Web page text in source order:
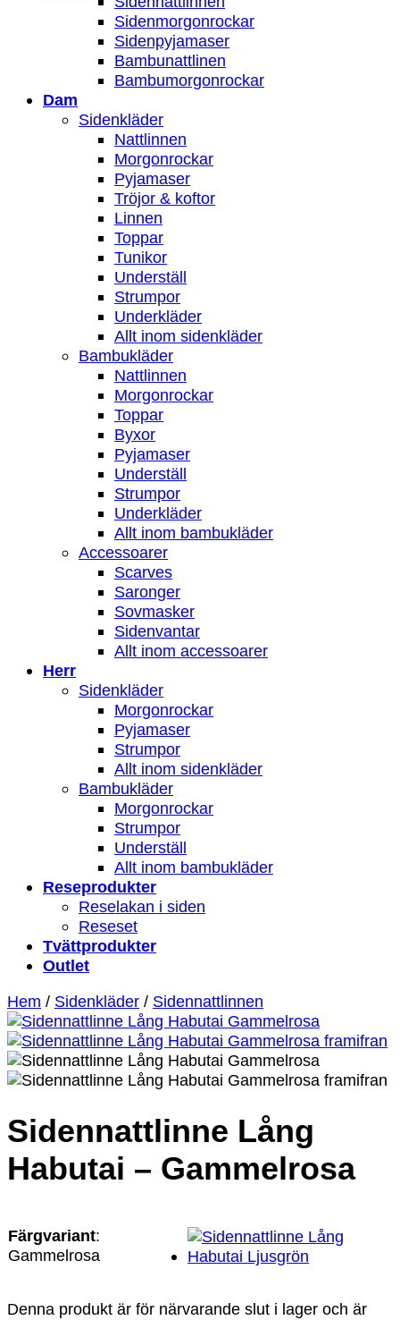
Sidenmorgonrockar
Sidenpyjamaser
Bambunattlinen
Bambumorgonrockar
Dam
Sidenkläder
Nattlinnen
Morgonrockar
Pyjamaser
Tröjor & koftor
Linnen
Toppar
Tunikor
Underställ
Strumpor
Underkläder
Allt inom sidenkläder
Bambukläder
Nattlinnen
Morgonrockar
Toppar
Byxor
Pyjamaser
Underställ
Strumpor
Underkläder
Allt inom bambukläder
Accessoarer
Scarves
Saronger
Sovmasker
Sidenvantar
Allt inom accessoarer
Herr
Sidenkläder
Morgonrockar
Pyjamaser
Strumpor
Allt inom sidenkläder
Bambukläder
Morgonrockar
Strumpor
Underställ
Allt inom bambukläder
Reseprodukter
Reselakan i siden
Reseset
Tvättprodukter
Outlet
Hem / Sidenkläder / Sidennattlinnen
Sidennattlinne Lång
Habutai – Gammelrosa
Färgvariant:
Gammelrosa
Denna produkt är för närvarande slut i lager och är